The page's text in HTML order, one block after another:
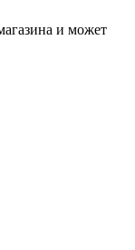
и может